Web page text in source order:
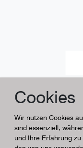
Cookies
Wir nutzen Cookies
sind essenziell,
und Ihre Erfahrung